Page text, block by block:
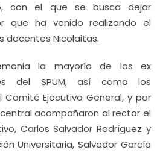
con el que se busca dejar
que ha venido realizando el
docentes Nicolaitas.
la mayoría de los ex
del SPUM, así como los
Ejecutivo General, y por
acompañaron al rector el
Carlos Salvador Rodríguez y
Universitaria, Salvador García